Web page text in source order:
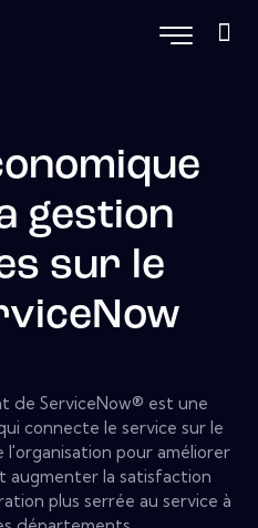
gestion
sur le
de ServiceNow® est une
connecte le service sur le
pour améliorer
augmenter la satisfaction
plus serrée au service à